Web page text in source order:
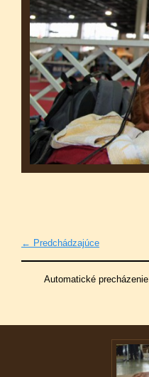
← Predchádzajúce
Automatické